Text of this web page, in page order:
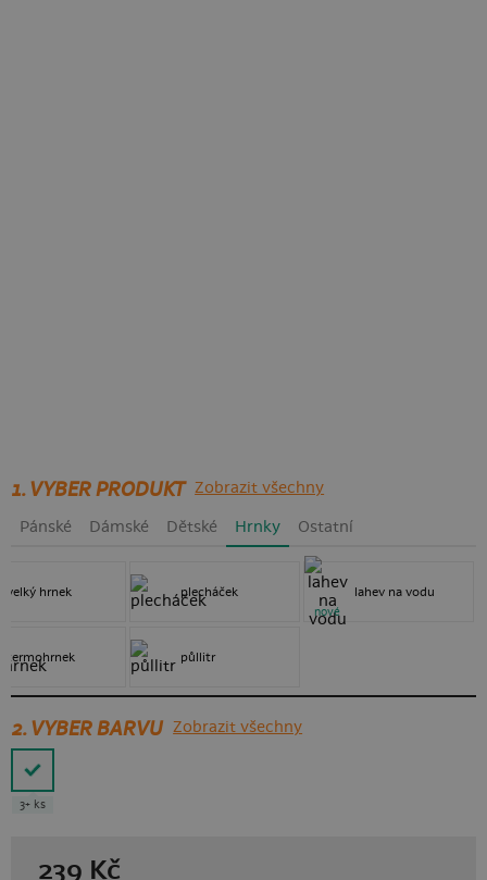
1. VYBER PRODUKT Zobrazit všechny
Pánské Dámské Dětské Hrnky Ostatní
velký hrnek
termohrnek
plecháček
půllitr
lahev na vodu
nové
2. VYBER BARVU Zobrazit všechny
3+ ks
239 Kč